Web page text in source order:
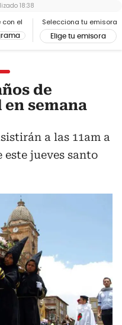
con el Selecciona tu emisora
Elige tu emisora
18:38
de
semana
a las 11am a
jueves santo